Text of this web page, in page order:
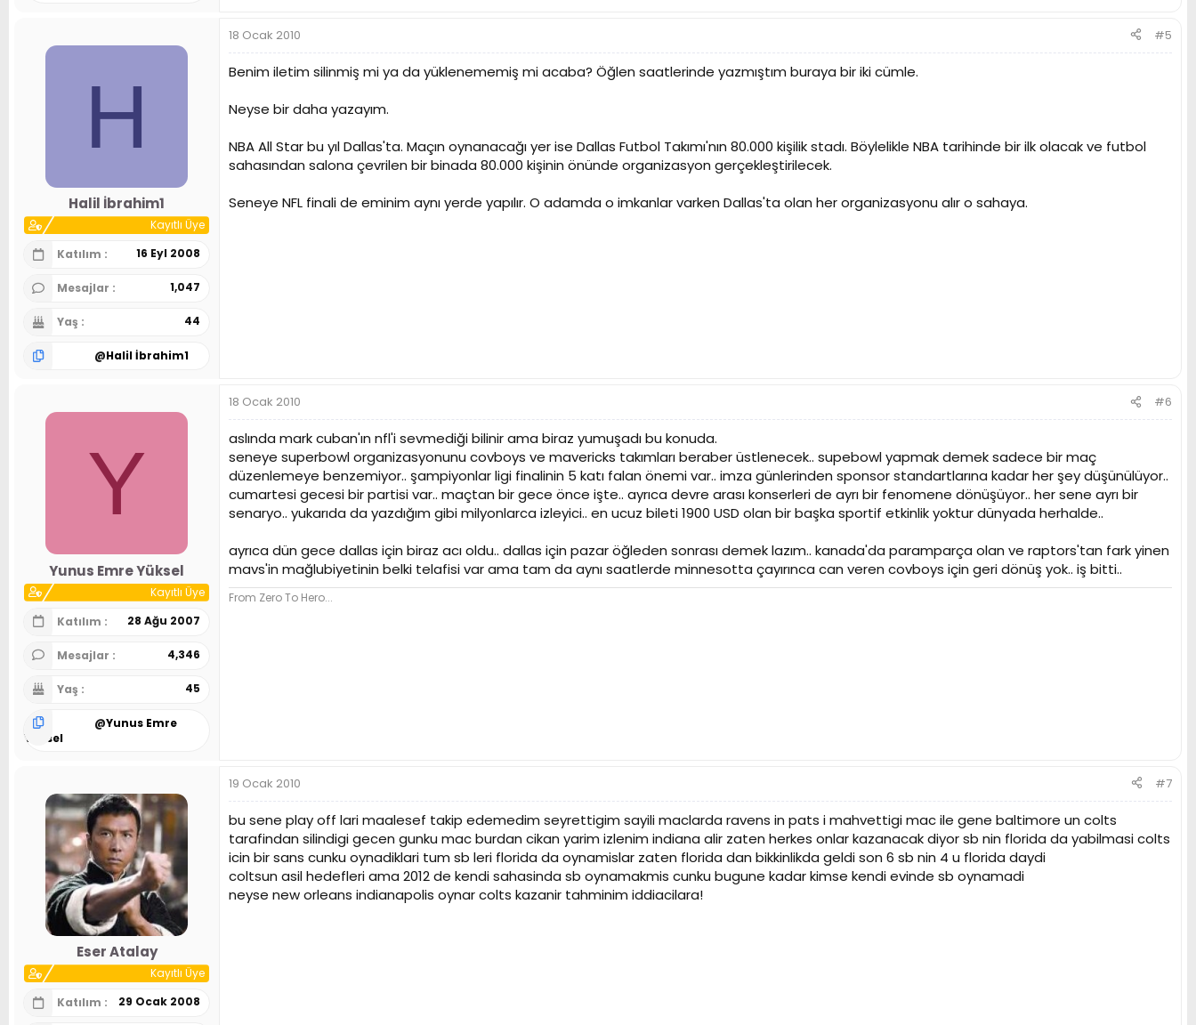
H
Halil İbrahim1
Kayıtlı Üye
Katılım
16 Eyl 2008
Mesajlar 1,047
Yaş 44
@Halil İbrahim1
18 Ocak 2010 #5
Benim iletim silinmiş mi ya da yüklenememiş mi acaba? Öğlen saatlerinde yazmıştım buraya bir iki cümle.
Neyse bir daha yazayım.
NBA All Star bu yıl Dallas'ta. Maçın oynanacağı yer ise Dallas Futbol Takımı'nın 80.000 kişilik stadı. Böylelikle NBA tarihinde bir ilk olacak ve futbol
sahasından salona çevrilen bir binada 80.000 kişinin önünde organizasyon gerçekleştirilecek.
Seneye NFL finali de eminim aynı yerde yapılır. O adamda o imkanlar varken Dallas'ta olan her organizasyonu alır o sahaya.
Y
Yunus Emre Yüksel
Kayıtlı Üye
Katılım
28 Ağu 2007
Mesajlar 4,346
Yaş 45
@Yunus Emre
Yüksel
18 Ocak 2010 #6
aslında mark cuban'ın nfl'i sevmediği bilinir ama biraz yumuşadı bu konuda.
seneye superbowl organizasyonunu covboys ve mavericks takımları beraber üstlenecek.. supebowl yapmak demek sadece bir maç
düzenlemeye benzemiyor.. şampiyonlar ligi finalinin 5 katı falan önemi var.. imza günlerinden sponsor standartlarına kadar her şey düşünülüyor..
cumartesi gecesi bir partisi var.. maçtan bir gece önce işte.. ayrıca devre arası konserleri de ayrı bir fenomene dönüşüyor.. her sene ayrı bir
senaryo.. yukarıda da yazdığım gibi milyonlarca izleyici.. en ucuz bileti 1900 USD olan bir başka sportif etkinlik yoktur dünyada herhalde..
ayrıca dün gece dallas için biraz acı oldu.. dallas için pazar öğleden sonrası demek lazım.. kanada'da paramparça olan ve raptors'tan fark yinen
mavs'in mağlubiyetinin belki telafisi var ama tam da aynı saatlerde minnesotta çayırınca can veren covboys için geri dönüş yok.. iş bitti..
From Zero To Hero...
Eser Atalay
Kayıtlı Üye
Katılım
29 Ocak 2008
19 Ocak 2010 #7
bu sene play off lari maalesef takip edemedim seyrettigim sayili maclarda ravens in pats i mahvettigi mac ile gene baltimore un colts
tarafindan silindigi gecen gunku mac burdan cikan yarim izlenim indiana alir zaten herkes onlar kazanacak diyor sb nin florida da yabilmasi colts
icin bir sans cunku oynadiklari tum sb leri florida da oynamislar zaten florida dan bikkinlikda geldi son 6 sb nin 4 u florida daydi
coltsun asil hedefleri ama 2012 de kendi sahasinda sb oynamakmis cunku bugune kadar kimse kendi evinde sb oynamadi
neyse new orleans indianapolis oynar colts kazanir tahminim iddiacilara!